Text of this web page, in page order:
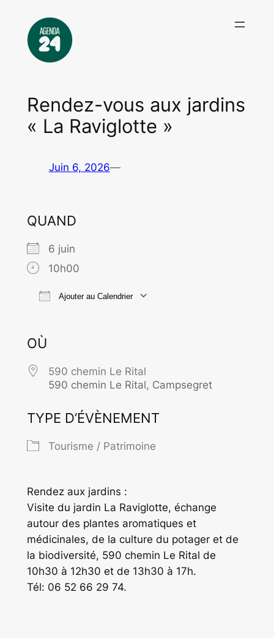
contenu
Rendez-vous aux jardins
« La Raviglotte »
Juin 6, 2026—
QUAND
6 juin
10h00
Ajouter au Calendrier
OÙ
590 chemin Le Rital
590 chemin Le Rital, Campsegret
TYPE D’ÉVÈNEMENT
Tourisme / Patrimoine
Rendez aux jardins :
Visite du jardin La Raviglotte, échange
autour des plantes aromatiques et
médicinales, de la culture du potager et de
la biodiversité, 590 chemin Le Rital de
10h30 à 12h30 et de 13h30 à 17h.
Tél: 06 52 66 29 74.